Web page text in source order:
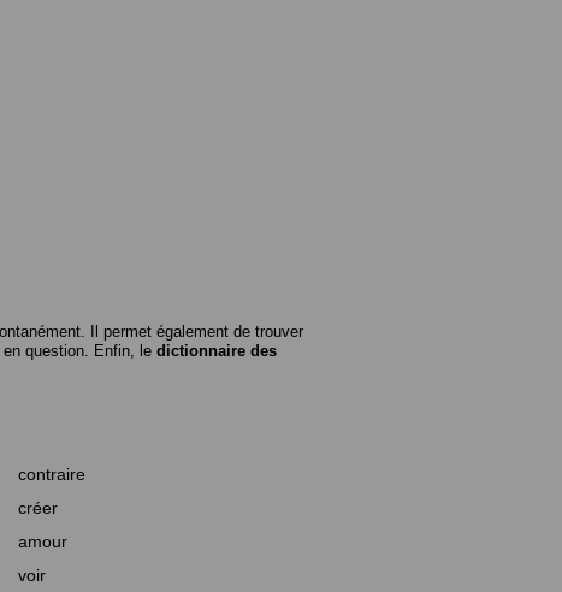
Il permet également de trouver
question. Enfin, le dictionnaire des
contraire
créer
amour
voir